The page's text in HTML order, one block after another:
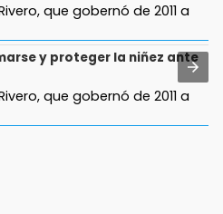
que gobernó de 2011 a
y proteger la niñez ante
que gobernó de 2011 a